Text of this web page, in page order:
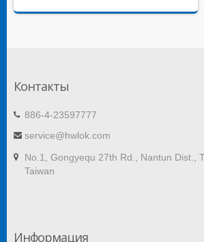
Контакты
886-4-23597777
service@hwlok.com
No.1, Gongyequ 27th Rd., Nantun Dist.,
Taiwan
Информация